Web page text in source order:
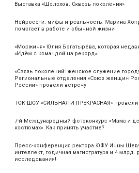
Выставка «Шолохов. Сквозь поколения»
Нейросети: мифы и реальность. Марина
помогает в работе и обычной жизни
«Моржиня» Юлия Богатырёва, которая
«Идём с командой на рекорд»
«Связь поколений: женское служение
Региональные отделения «Союз женщин
России» провели встречу
ТОК-ШОУ «СИЛЬНАЯ И ПРЕКРАСНАЯ» провели
7-й Международный фотоконкурс «Мама и
костюмах». Как принять участие?
Пресс-конференция ректора ЮФУ Инны
интеллект, годичная магистратура и 4 млрд.
исследования!